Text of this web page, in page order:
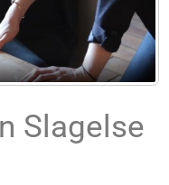
Johnny Mæhlisen
Slagelse